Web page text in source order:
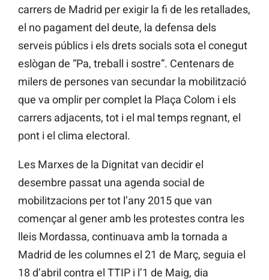
carrers de Madrid per exigir la fi de les retallades,
el no pagament del deute, la defensa dels
serveis públics i els drets socials sota el conegut
eslògan de “Pa, treball i sostre”. Centenars de
milers de persones van secundar la mobilització
que va omplir per complet la Plaça Colom i els
carrers adjacents, tot i el mal temps regnant, el
pont i el clima electoral.
Les Marxes de la Dignitat van decidir el
desembre passat una agenda social de
mobilitzacions per tot l’any 2015 que van
començar al gener amb les protestes contra les
lleis Mordassa, continuava amb la tornada a
Madrid de les columnes el 21 de Març, seguia el
18 d’abril contra el TTIP i l’1 de Maig, dia